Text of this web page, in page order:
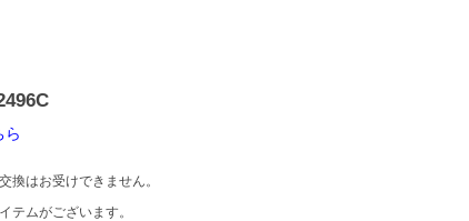
ら
はお受けできません。
ムがございます。